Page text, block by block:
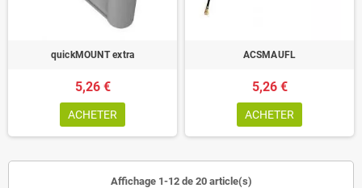
quickMOUNT extra
5,26 €
ACHETER
ACSMAUFL
5,26 €
ACHETER
Affichage 1-12 de 20 article(s)